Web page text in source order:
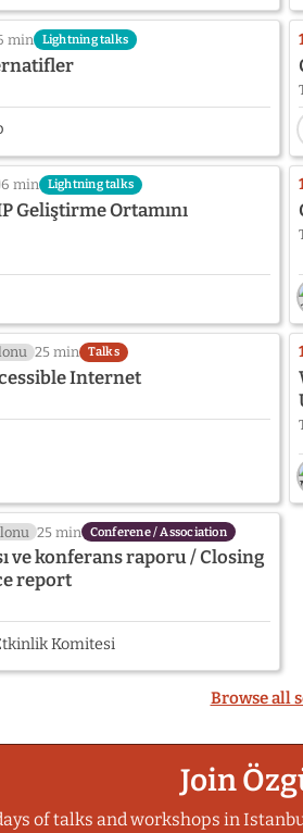
min Lightning talks
6 min Lightning talks
Geliştirme Ortamını
25 min Talks
Internet
25 min Conferene / Association
ve konferans raporu / Closing
report
Komitesi
Browse all
Join
of talks and workshops in